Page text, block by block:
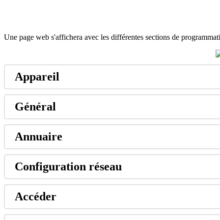
Une page web s'affichera avec les différentes sections de
Appareil
Général
Annuaire
Configuration réseau
Accéder